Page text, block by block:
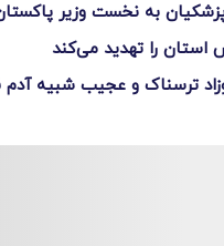
به نخست وزیر
را تهدید می‌کند
ترسناک و عجیب شبیه